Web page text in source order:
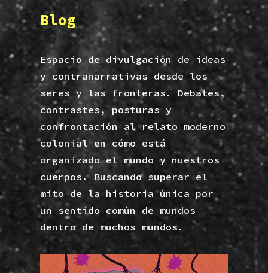
Blog
Espacio de divulgación de ideas
y contranarrativas desde los
seres y las fronteras. Debates,
contrastes, posturas y
confrontación al relato moderno
colonial en cómo está
organizado el mundo y nuestros
cuerpos. Buscando superar el
mito de la historia única por
un sentido común de mundos
dentro de muchos mundos.